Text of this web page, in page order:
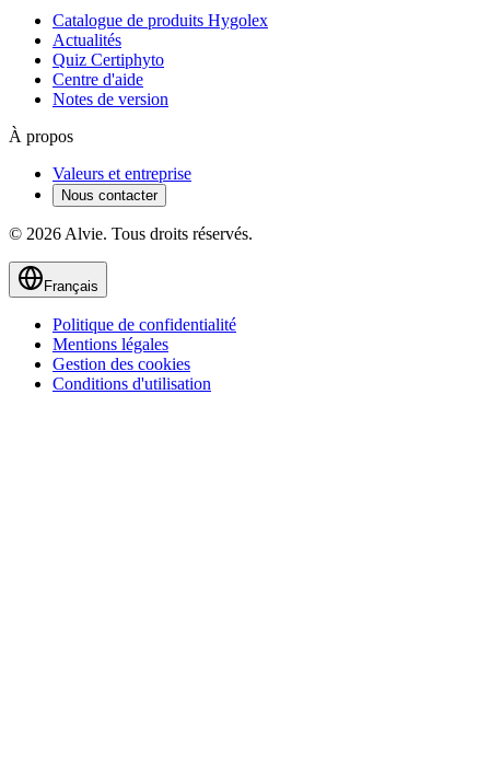
Catalogue de produits Hygolex
Actualités
Quiz Certiphyto
Centre d'aide
Notes de version
À propos
Valeurs et entreprise
Nous contacter
© 2026 Alvie. Tous droits réservés.
Français
Politique de confidentialité
Mentions légales
Gestion des cookies
Conditions d'utilisation